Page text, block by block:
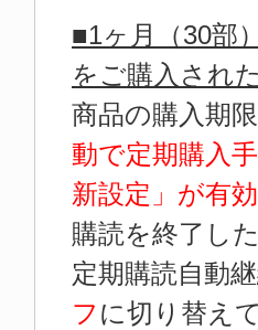
■1ヶ月（30部
をご購入され
商品の購入期
動で定期購入
新設定」が有効
購読を終了し
定期購読自動
フ に切り替え